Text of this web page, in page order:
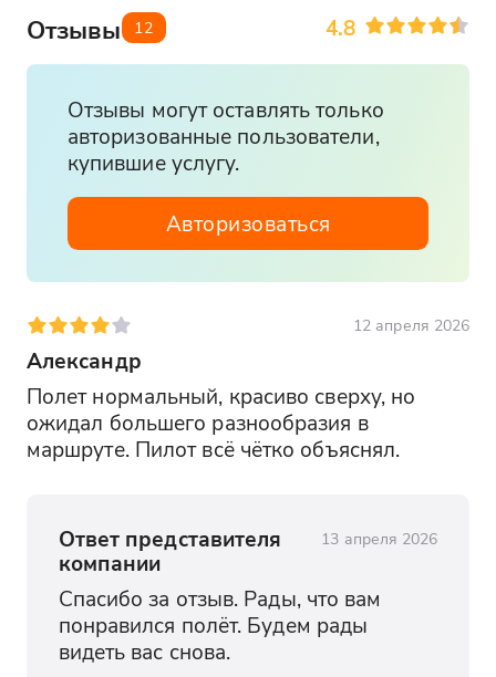
Отзывы 12 4.8
Отзывы могут оставлять только
авторизованные пользователи,
купившие услугу.
Авторизоваться
12 апреля 2026
Александр
Полет нормальный, красиво сверху, но
ожидал большего разнообразия в
маршруте. Пилот всё чётко объяснял.
Ответ представителя
компании
13 апреля 2026
Спасибо за отзыв. Рады, что вам
понравился полёт. Будем рады
видеть вас снова.